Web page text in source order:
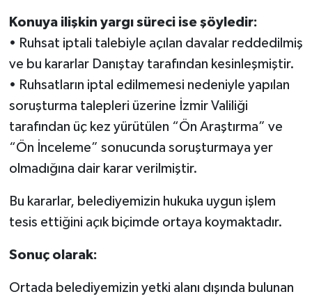
Konuya ilişkin yargı süreci ise şöyledir:
• Ruhsat iptali talebiyle açılan davalar reddedilmiş
ve bu kararlar Danıştay tarafından kesinleşmiştir.
• Ruhsatların iptal edilmemesi nedeniyle yapılan
soruşturma talepleri üzerine İzmir Valiliği
tarafından üç kez yürütülen “Ön Araştırma” ve
“Ön İnceleme” sonucunda soruşturmaya yer
olmadığına dair karar verilmiştir.
Bu kararlar, belediyemizin hukuka uygun işlem
tesis ettiğini açık biçimde ortaya koymaktadır.
Sonuç olarak:
Ortada belediyemizin yetki alanı dışında bulunan